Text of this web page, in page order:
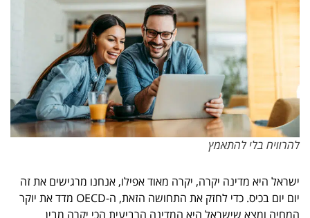
להרוויח בלי להתאמץ
ישראל היא מדינה יקרה, יקרה מאוד אפילו, אנחנו מרגישים את זה
יום יום בכיס. כדי לחזק את התחושה הזאת, ה-OECD מדד את יוקר
המחיה ומצא שישראל היא המדינה הרביעית הכי יקרה מבין